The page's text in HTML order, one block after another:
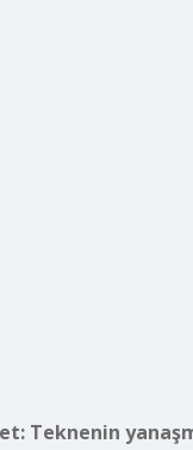
Teknenin